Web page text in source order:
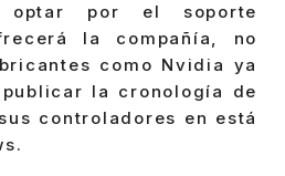
optar por el soporte
la compañía, no
como Nvidia ya
la cronología de
controladores en está